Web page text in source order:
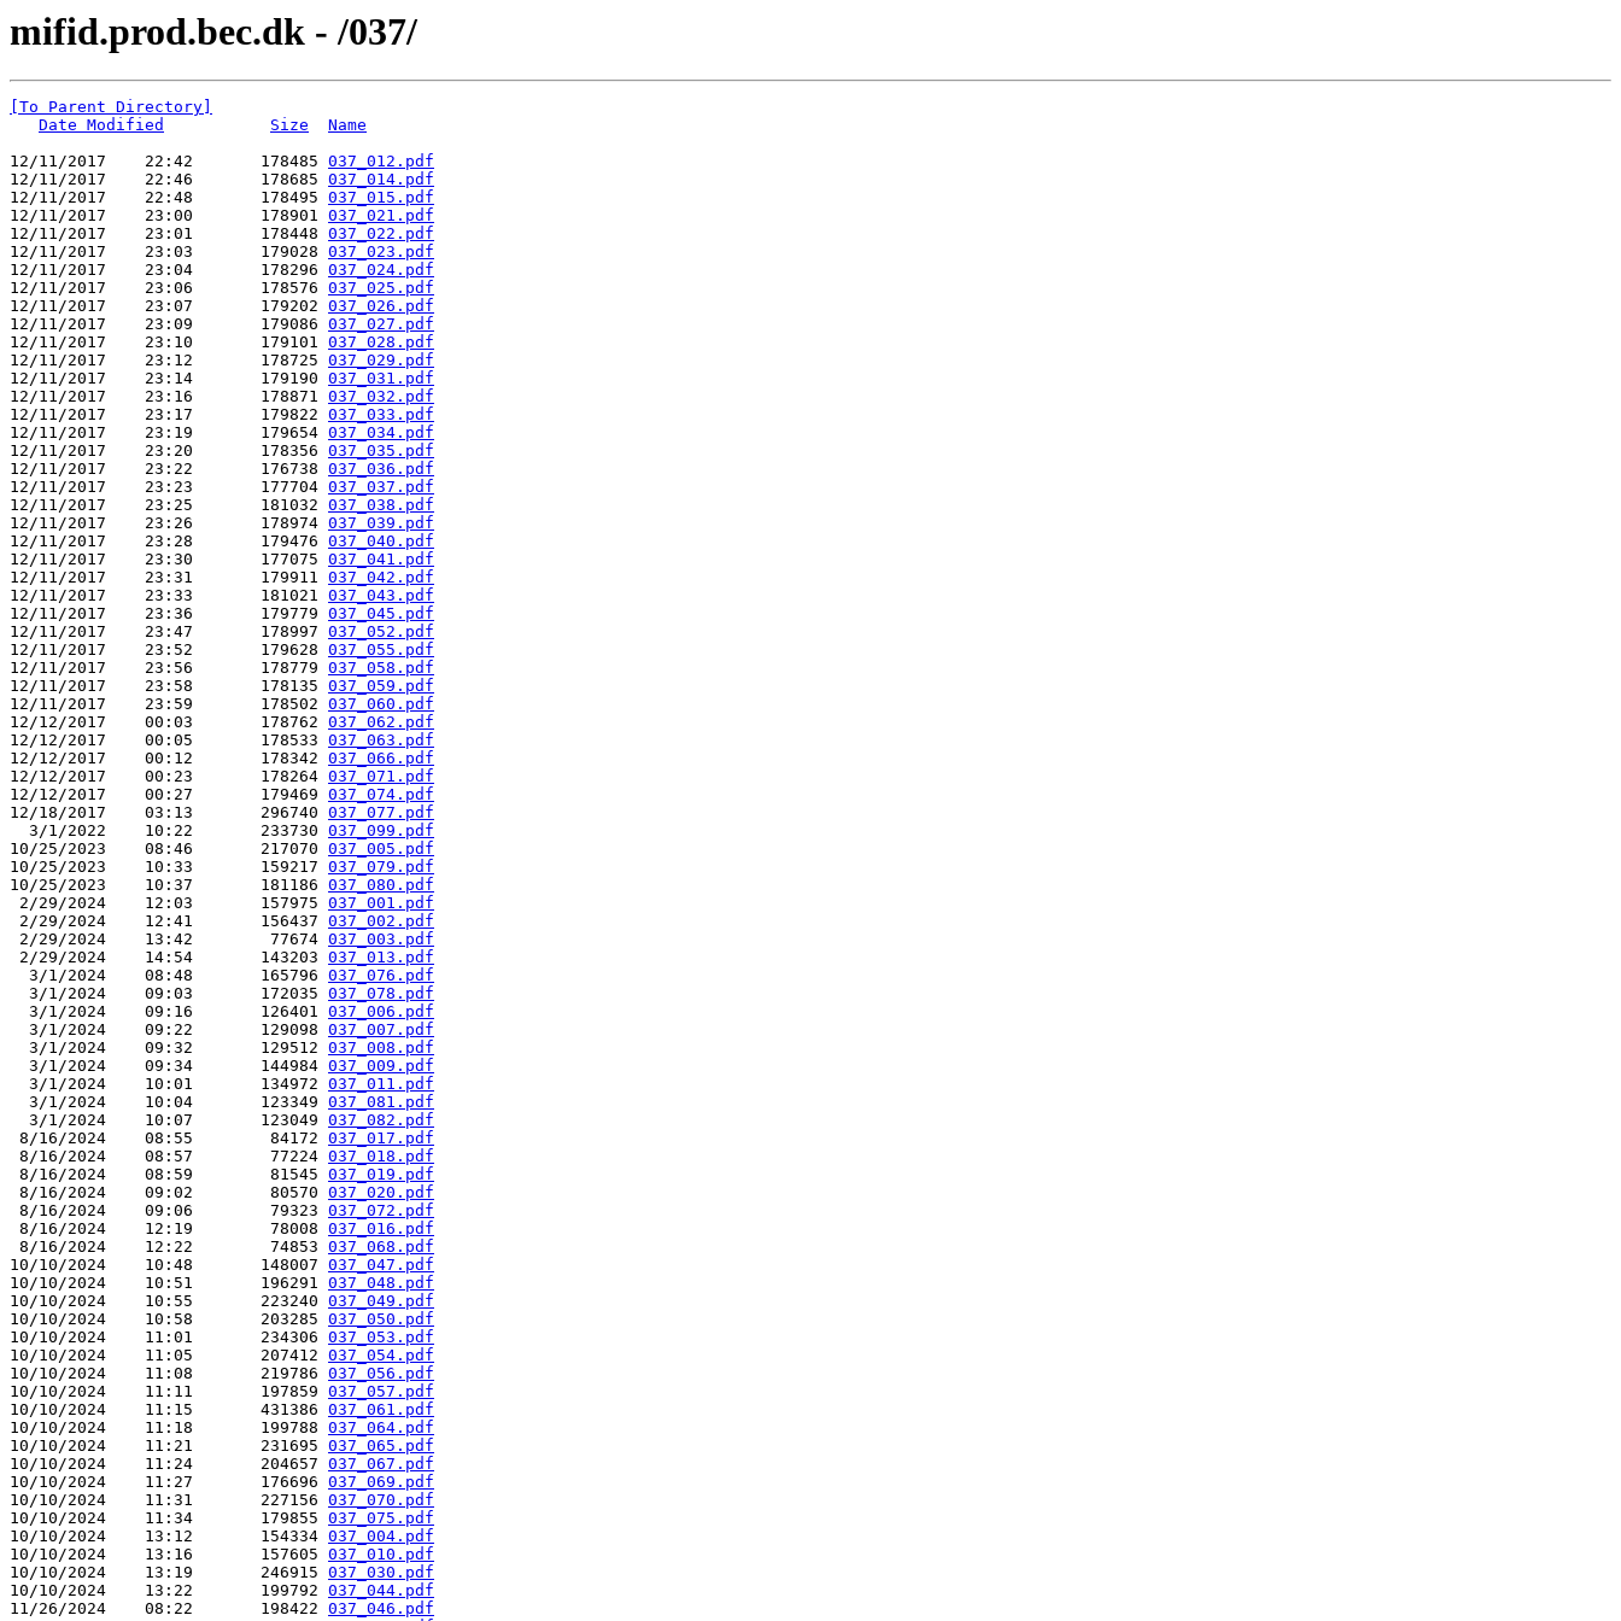
mifid.prod.bec.dk - /037/
[To Parent Directory]
Date Modified
Size
Name
12/11/2017    22:42       178485 037_012.pdf
12/11/2017    22:46       178685 037_014.pdf
12/11/2017    22:48       178495 037_015.pdf
12/11/2017    23:00       178901 037_021.pdf
12/11/2017    23:01       178448 037_022.pdf
12/11/2017    23:03       179028 037_023.pdf
12/11/2017    23:04       178296 037_024.pdf
12/11/2017    23:06       178576 037_025.pdf
12/11/2017    23:07       179202 037_026.pdf
12/11/2017    23:09       179086 037_027.pdf
12/11/2017    23:10       179101 037_028.pdf
12/11/2017    23:12       178725 037_029.pdf
12/11/2017    23:14       179190 037_031.pdf
12/11/2017    23:16       178871 037_032.pdf
12/11/2017    23:17       179822 037_033.pdf
12/11/2017    23:19       179654 037_034.pdf
12/11/2017    23:20       178356 037_035.pdf
12/11/2017    23:22       176738 037_036.pdf
12/11/2017    23:23       177704 037_037.pdf
12/11/2017    23:25       181032 037_038.pdf
12/11/2017    23:26       178974 037_039.pdf
12/11/2017    23:28       179476 037_040.pdf
12/11/2017    23:30       177075 037_041.pdf
12/11/2017    23:31       179911 037_042.pdf
12/11/2017    23:33       181021 037_043.pdf
12/11/2017    23:36       179779 037_045.pdf
12/11/2017    23:47       178997 037_052.pdf
12/11/2017    23:52       179628 037_055.pdf
12/11/2017    23:56       178779 037_058.pdf
12/11/2017    23:58       178135 037_059.pdf
12/11/2017    23:59       178502 037_060.pdf
12/12/2017    00:03       178762 037_062.pdf
12/12/2017    00:05       178533 037_063.pdf
12/12/2017    00:12       178342 037_066.pdf
12/12/2017    00:23       178264 037_071.pdf
12/12/2017    00:27       179469 037_074.pdf
12/18/2017    03:13       296740 037_077.pdf
3/1/2022    10:22       233730 037_099.pdf
10/25/2023    08:46       217070 037_005.pdf
10/25/2023    10:33       159217 037_079.pdf
10/25/2023    10:37       181186 037_080.pdf
2/29/2024    12:03       157975 037_001.pdf
2/29/2024    12:41       156437 037_002.pdf
2/29/2024    13:42        77674 037_003.pdf
2/29/2024    14:54       143203 037_013.pdf
3/1/2024    08:48       165796 037_076.pdf
3/1/2024    09:03       172035 037_078.pdf
3/1/2024    09:16       126401 037_006.pdf
3/1/2024    09:22       129098 037_007.pdf
3/1/2024    09:32       129512 037_008.pdf
3/1/2024    09:34       144984 037_009.pdf
3/1/2024    10:01       134972 037_011.pdf
3/1/2024    10:04       123349 037_081.pdf
3/1/2024    10:07       123049 037_082.pdf
8/16/2024    08:55        84172 037_017.pdf
8/16/2024    08:57        77224 037_018.pdf
8/16/2024    08:59        81545 037_019.pdf
8/16/2024    09:02        80570 037_020.pdf
8/16/2024    09:06        79323 037_072.pdf
8/16/2024    12:19        78008 037_016.pdf
8/16/2024    12:22        74853 037_068.pdf
10/10/2024    10:48       148007 037_047.pdf
10/10/2024    10:51       196291 037_048.pdf
10/10/2024    10:55       223240 037_049.pdf
10/10/2024    10:58       203285 037_050.pdf
10/10/2024    11:01       234306 037_053.pdf
10/10/2024    11:05       207412 037_054.pdf
10/10/2024    11:08       219786 037_056.pdf
10/10/2024    11:11       197859 037_057.pdf
10/10/2024    11:15       431386 037_061.pdf
10/10/2024    11:18       199788 037_064.pdf
10/10/2024    11:21       231695 037_065.pdf
10/10/2024    11:24       204657 037_067.pdf
10/10/2024    11:27       176696 037_069.pdf
10/10/2024    11:31       227156 037_070.pdf
10/10/2024    11:34       179855 037_075.pdf
10/10/2024    13:12       154334 037_004.pdf
10/10/2024    13:16       157605 037_010.pdf
10/10/2024    13:19       246915 037_030.pdf
10/10/2024    13:22       199792 037_044.pdf
11/26/2024    08:22       198422 037_046.pdf